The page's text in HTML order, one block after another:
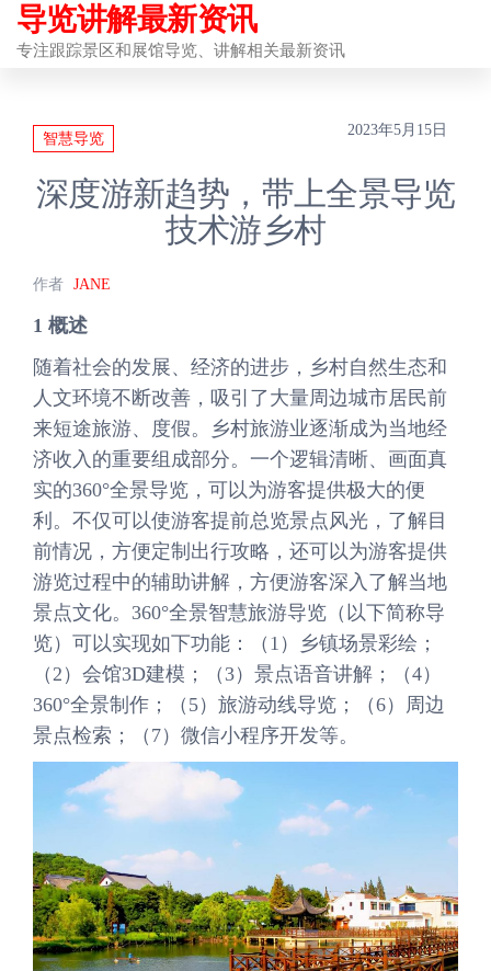
前
往
导览讲解最新资讯
专注跟踪景区和展馆导览、讲解相关最新资讯
智慧导览
2023年5月15日
深度游新趋势，带上全景导览
技术游乡村
作者 JANE
1 概述
随着社会的发展、经济的进步，乡村自然生态和
人文环境不断改善，吸引了大量周边城市居民前
来短途旅游、度假。乡村旅游业逐渐成为当地经
济收入的重要组成部分。一个逻辑清晰、画面真
实的360°全景导览，可以为游客提供极大的便
利。不仅可以使游客提前总览景点风光，了解目
前情况，方便定制出行攻略，还可以为游客提供
游览过程中的辅助讲解，方便游客深入了解当地
景点文化。360°全景智慧旅游导览（以下简称导
览）可以实现如下功能：（1）乡镇场景彩绘；
（2）会馆3D建模；（3）景点语音讲解；（4）
360°全景制作；（5）旅游动线导览；（6）周边
景点检索；（7）微信小程序开发等。